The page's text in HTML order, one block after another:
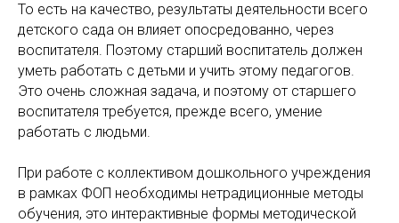
То есть на качество, результаты деятельности всего
детского сада он влияет опосредованно, через
воспитателя. Поэтому старший воспитатель должен
уметь работать с детьми и учить этому педагогов.
Это очень сложная задача, и поэтому от старшего
воспитателя требуется, прежде всего, умение
работать с людьми.
При работе с коллективом дошкольного учреждения
в рамках ФОП необходимы нетрадиционные методы
обучения, это интерактивные формы методической